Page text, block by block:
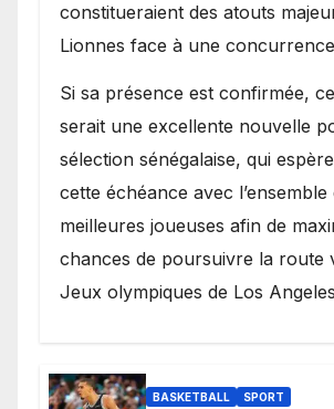
constitueraient des atouts
Lionnes face à une
Si sa présence est confirmée,
serait une excellente nouvelle
sélection sénégalaise, qui
cette échéance avec l’ensemble
meilleures joueuses afin de
chances de poursuivre la route
Jeux olympiques de Los
BASKETBALL SPORT